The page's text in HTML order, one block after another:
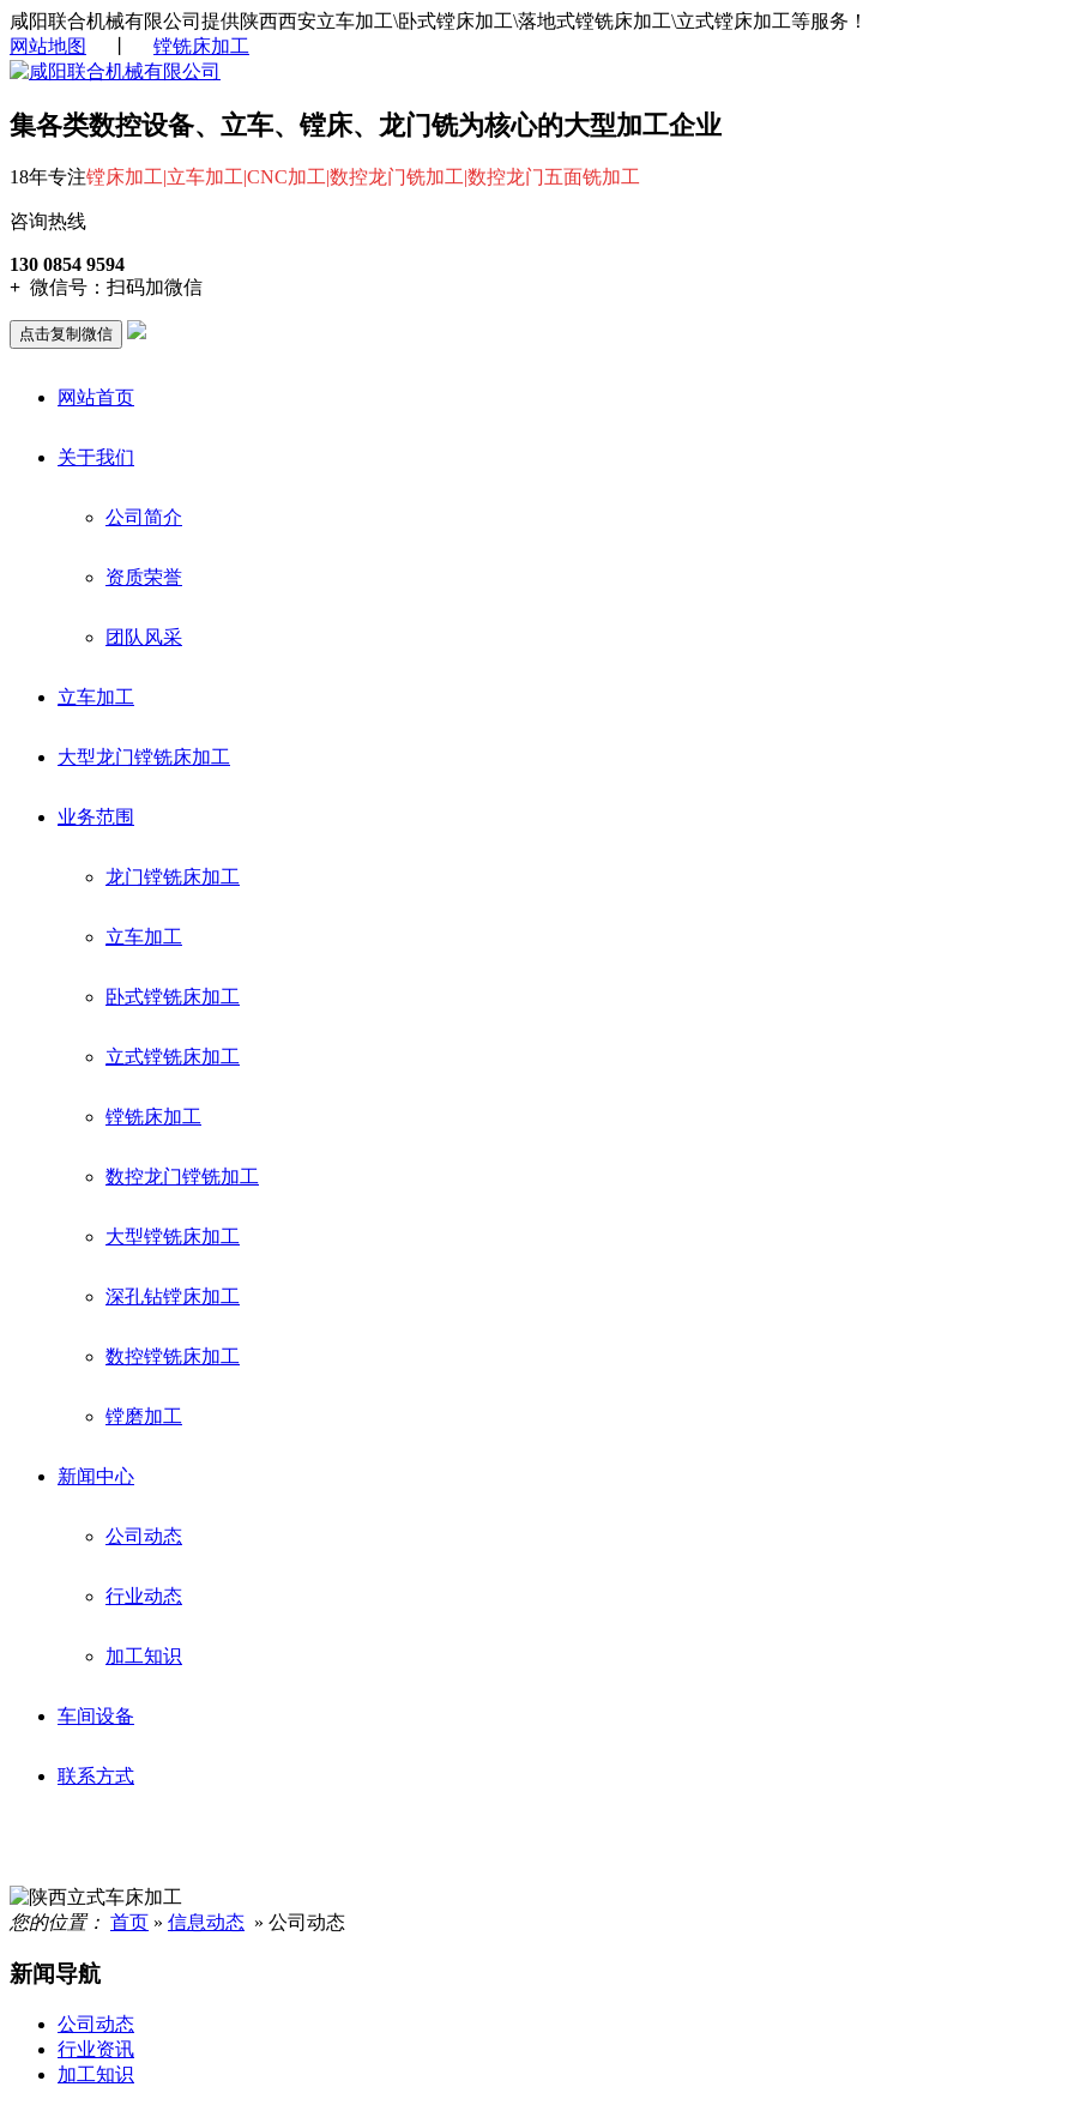
咸阳联合机械有限公司提供陕西西安立车加工\卧式镗床加工\落地式镗铣床加工\立式镗床加工等服务！
网站地图
镗铣床加工
集各类数控设备、立车、镗床、龙门铣为核心的大型加工企业
18年专注镗床加工|立车加工|CNC加工|数控龙门铣加工|数控龙门五面铣加工
咨询热线
130 0854 9594
+ 微信号： 扫码加微信
点击复制微信
网站首页
关于我们
公司简介
资质荣誉
团队风采
立车加工
大型龙门镗铣床加工
业务范围
龙门镗铣床加工
立车加工
卧式镗铣床加工
立式镗铣床加工
镗铣床加工
数控龙门镗铣加工
大型镗铣床加工
深孔钻镗床加工
数控镗铣床加工
镗磨加工
新闻中心
公司动态
行业动态
加工知识
车间设备
联系方式
您的位置： 首页 » 信息动态 » 公司动态
新闻导航
公司动态
行业资讯
加工知识